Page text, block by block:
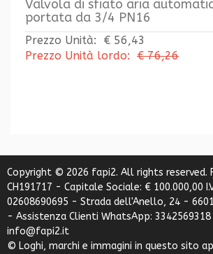
Valvola di sfiato aria
portata da 3/4 PN16
Prezzo Unità:
€ 56,43
Prezzo Unità lordo: € 76,26
Copyright © 2026 fapi2. All rights reserved.
CH191717 - Capitale Sociale: € 100.000,00
02608690695 - Strada dell'Anello, 24 -
- Assistenza Clienti WhatsApp: 3342569318
info@fapi2.it
© Loghi, marchi e immagini in questo sito